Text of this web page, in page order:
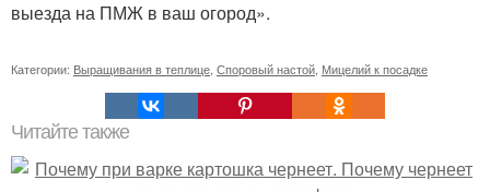
выезда на ПМЖ в ваш огород».
Категории: Выращивания в теплице Споровый настой Мицелий к посадке
Читайте также